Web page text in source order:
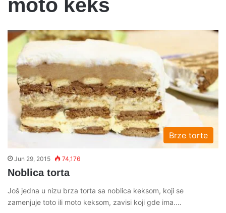
moto keks
Brze torte
Jun 29, 2015 74,176
Noblica torta
Još jedna u nizu brza torta sa noblica keksom, koji se
zamenjuje toto ili moto keksom, zavisi koji gde ima.…